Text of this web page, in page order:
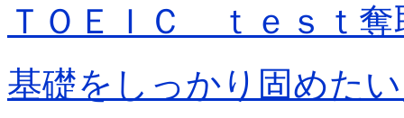
ＴＯＥＩＣ ｔｅｓｔ奪
基礎をしっかり固めた